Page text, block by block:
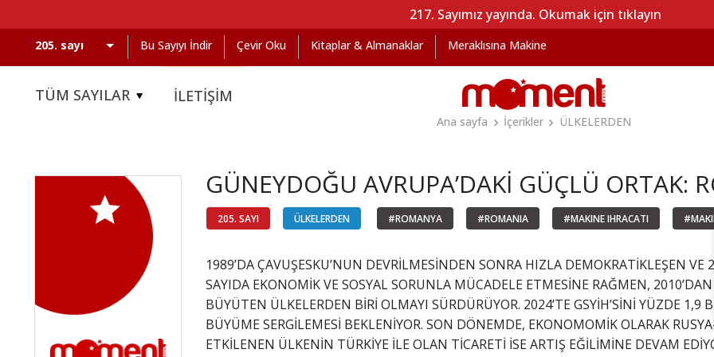
217. Sayımız yayında. Okumak için tıklayın
Bu Sayıyı İndir Çevir Oku Kitaplar & Almanaklar Meraklısına Makine
TÜM SAYILAR İLETİŞİM
Ana sayfa
İçerikler ÜLKELERDEN
GÜNEYDOĞU AVRUPA’DAKİ GÜÇLÜ ORTAK:
205. SAYI ÜLKELERDEN #ROMANYA #ROMANIA #MAKINE IHRACATI
1989’DA ÇAVUŞESKU’NUN DEVRİLMESİNDEN SONRA HIZLA DEMOKRATİKLEŞEN VE
SAYIDA EKONOMİK VE SOSYAL SORUNLA MÜCADELE ETMESİNE RAĞMEN,
BÜYÜTEN ÜLKELERDEN BİRİ OLMAYI SÜRDÜRÜYOR. 2024’TE GSYİH’SİNİ YÜZDE 1,9
BÜYÜME SERGİLEMESİ BEKLENİYOR. SON DÖNEMDE, EKONOMOMİK OLARAK
ETKİLENEN ÜLKENİN TÜRKİYE İLE OLAN TİCARETİ İSE ARTIŞ EĞİLİMİNE DEVAM